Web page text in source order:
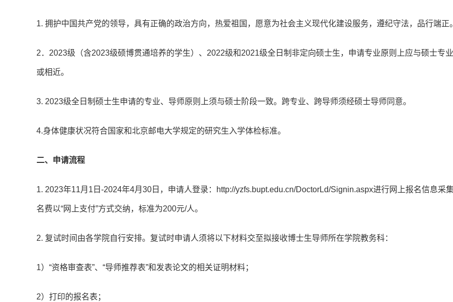
1. 拥护中国共产党的领导，具有正确的政治方向，热爱祖国，愿意为社会主义现代化建设服务，遵纪守法，品行端正
2．2023级（含2023级硕博贯通培养的学生）、2022级和2021级全日制非定向硕士生，申请专业原则上应与硕士专
或相近。
3. 2023级全日制硕士生申请的专业、导师原则上须与硕士阶段一致。跨专业、跨导师须经硕士导师同意。
4.身体健康状况符合国家和北京邮电大学规定的研究生入学体检标准。
二、申请流程
1. 2023年11月1日-2024年4月30日，申请人登录：http://yzfs.bupt.edu.cn/DoctorLd/Signin.aspx进行网上报名信息采
名费以“网上支付”方式交纳，标准为200元/人。
2. 复试时间由各学院自行安排。复试时申请人须将以下材料交至拟接收博士生导师所在学院教务科：
1）“资格审查表”、“导师推荐表”和发表论文的相关证明材料；
2）打印的报名表；